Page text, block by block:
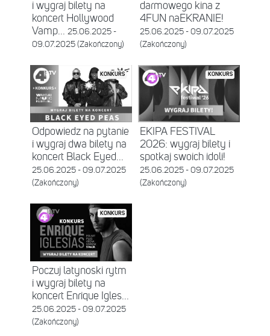
i wygraj bilety na
koncert Hollywood
Vamp... 25.06.2025 -
09.07.2025 (Zakończony)
darmowego kina z
4FUN naEKRANIE!
25.06.2025 - 09.07.2025
(Zakończony)
KONKURS
Odpowiedz na pytanie
i wygraj dwa bilety na
koncert Black Eyed...
25.06.2025 - 09.07.2025
(Zakończony)
KONKURS
EKIPA FESTIVAL
2026: wygraj bilety i
spotkaj swoich idoli!
25.06.2025 - 09.07.2025
(Zakończony)
KONKURS
Poczuj latynoski rytm
i wygraj bilety na
koncert Enrique Igles...
25.06.2025 - 09.07.2025
(Zakończony)